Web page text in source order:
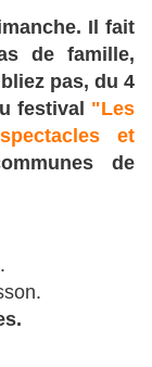
Il fait
de famille,
pas, du 4
festival "Les
et
de